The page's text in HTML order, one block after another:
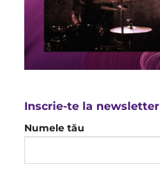
Inscrie-te la newsletter
Numele tău